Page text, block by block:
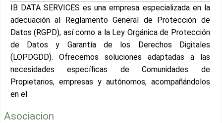
IB DATA SERVICES es una empresa especializada en la
adecuación al Reglamento General de Protección de
Datos (RGPD), así como a la Ley Orgánica de Protección
de Datos y Garantía de los Derechos Digitales
(LOPDGDD). Ofrecemos soluciones adaptadas a las
necesidades específicas de Comunidades de
Propietarios, empresas y autónomos, acompañándolos
en el
Asociacion